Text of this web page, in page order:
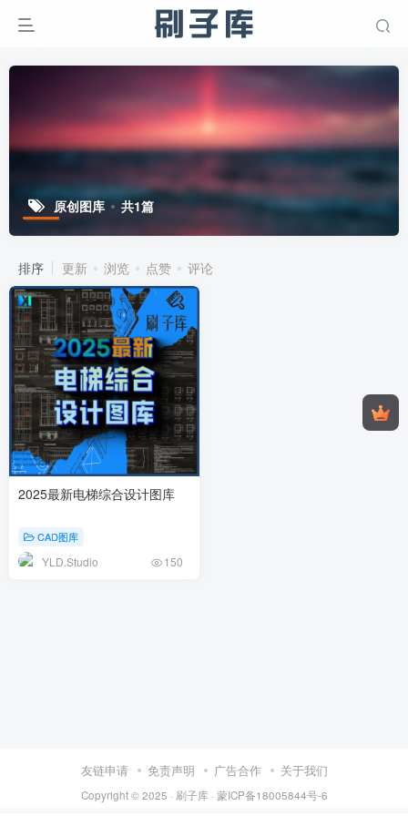
原创图库 共1篇
排序 更新 浏览 点赞 评论
2025最新电梯综合设计图库
CAD图库
YLD.Studio 150
友链申请 免责声明 广告合作 关于我们
Copyright © 2025 · 刷子库 · 蒙ICP备18005844号-6